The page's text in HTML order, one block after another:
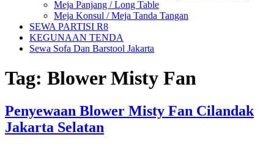
Meja Panjang / Long Table
Meja Konsul / Meja Tanda Tangan
SEWA PARTISI R8
KEGUNAAN TENDA
Sewa Sofa Dan Barstool Jakarta
Tag: Blower Misty Fan
Penyewaan Blower Misty Fan Cilandak
Jakarta Selatan